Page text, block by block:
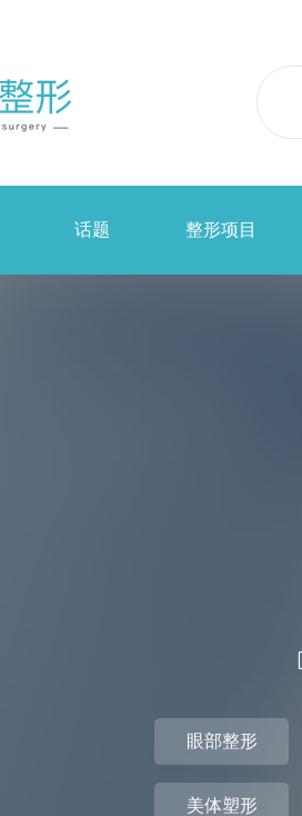
话题 整形项目
眼部整形
美体塑形